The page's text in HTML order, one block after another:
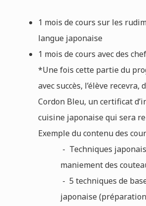
1 mois de cours sur les
langue japonaise
1 mois de cours avec des
*Une fois cette partie du
avec succès, l’élève recevra,
Cordon Bleu, un certificat
cuisine japonaise qui sera
Exemple du contenu des
- Techniques
maniement des
- 5 techniques de
japonaise